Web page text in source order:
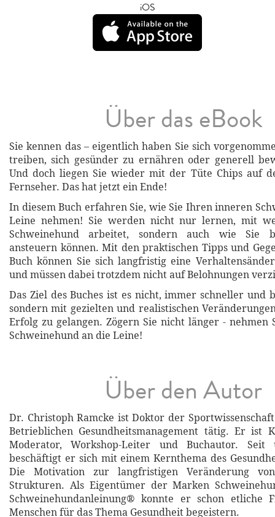
iOS
Über das eBook
Sie kennen das – eigentlich haben Sie sich
treiben, sich gesünder zu ernähren oder generell
Und doch liegen Sie wieder mit der Tüte Chips auf
Fernseher. Das hat jetzt ein Ende!
In diesem Buch erfahren Sie, wie Sie Ihren inneren
Leine nehmen! Sie werden nicht nur lernen, mit
Schweinehund arbeitet, sondern auch wie Sie
ansteuern können. Mit den praktischen Tipps und
Buch können Sie sich langfristig eine
und müssen dabei trotzdem nicht auf Belohnungen
Das Ziel des Buches ist es nicht, immer schneller und
sondern mit gezielten und realistischen
Erfolg zu gelangen. Zögern Sie nicht länger - nehmen
Schweinehund an die Leine!
Über den Autor
Dr. Christoph Ramcke ist Doktor der
Betrieblichen Gesundheitsmanagement tätig. Er ist
Moderator, Workshop-Leiter und Buchautor.
beschäftigt er sich mit einem Kernthema des
Die Motivation zur langfristigen Veränderung
Strukturen. Als Eigentümer der Marken
Schweinehundanleinung® konnte er schon etliche
Menschen für das Thema Gesundheit begeistern.